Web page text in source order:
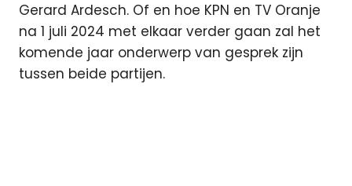
Gerard Ardesch. Of en hoe KPN en TV Oranje
na 1 juli 2024 met elkaar verder gaan zal het
komende jaar onderwerp van gesprek zijn
tussen beide partijen.